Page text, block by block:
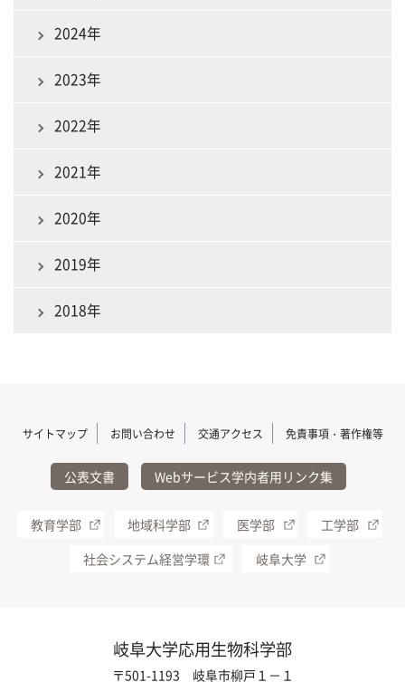
2024年
2023年
2022年
2021年
2020年
2019年
2018年
サイトマップ お問い合わせ 交通アクセス 免責事項・著作権等
公表文書 Webサービス学内者用リンク集
教育学部 地域科学部 医学部
工学部
社会システム経営学環
岐阜大学
岐阜大学応用生物科学部
〒501-1193 岐阜市柳戸１－１